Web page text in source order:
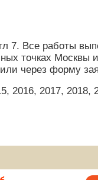
7. Все работы
точках Москвы
через форму
2016, 2017, 2018,